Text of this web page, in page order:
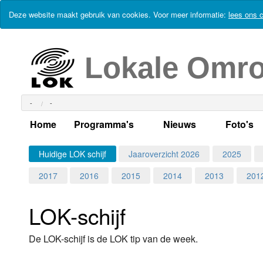
Deze website maakt gebruik van cookies. Voor meer informatie: lees ons
Lokale
- -
Home Programma's
Alle dagen
Weekschema
Alle programma's
Nieuws
Actueel Lokaal
LOK nieuws
Foto's
Huidige LOK schijf Jaaroverzicht 2026 2025
2017
2016 2015 2014 2013
LOK-schijf
De LOK-schijf is de LOK tip van de week.